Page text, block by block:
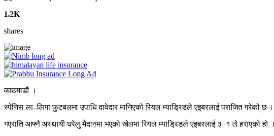
1.2K
shares
काठमाडौं ।
स्पेनिस ला–लिगा फुटबलमा उपाधि दावेदार मानिएको रियल म्याड्रिडले एइबरलाई पराजित गरेको छ ।
गएराति आफ्नै अस्थायी घरेलु मैदानमा भएको खेलमा रियल म्याड्रिडले एइबरलाई ३–१ ले हराएको हो ।